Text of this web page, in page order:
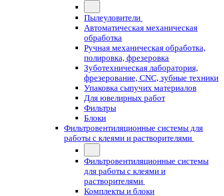
Пылеуловители
Автоматическая механическая
обработка
Ручная механическая обработка,
полировка, фрезеровка
Зуботехническая лаборатория,
фрезерование, CNC, зубные техники
Упаковка сыпучих материалов
Для ювелирных работ
Фильтры
Блоки
Фильтровентиляционные системы для
работы с клеями и растворителями
Фильтровентиляционные системы
для работы с клеями и
растворителями
Комплекты и блоки